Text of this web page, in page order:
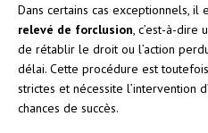
Dans certains cas exceptionnels,
relevé de forclusion, c’est-à-dire
de rétablir le droit ou l’action
délai. Cette procédure est
strictes et nécessite l’intervention
chances de succès.